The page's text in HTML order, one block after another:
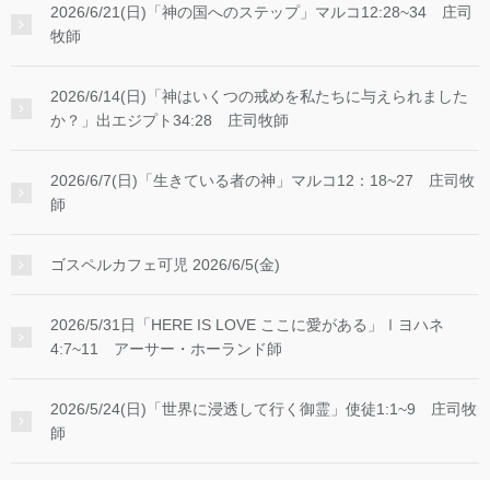
2026/6/21(日)「神の国へのステップ」マルコ12:28~34 庄司
牧師
2026/6/14(日)「神はいくつの戒めを私たちに与えられました
か？」出エジプト34:28 庄司牧師
2026/6/7(日)「生きている者の神」マルコ12：18~27 庄司牧
師
ゴスペルカフェ可児 2026/6/5(金)
2026/5/31日「HERE IS LOVE ここに愛がある」Ⅰヨハネ
4:7~11 アーサー・ホーランド師
2026/5/24(日)「世界に浸透して行く御霊」使徒1:1~9 庄司牧
師